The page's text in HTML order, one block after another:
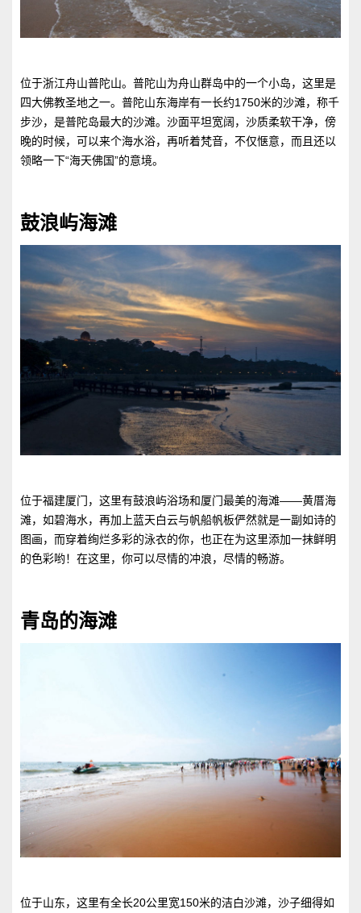
位于浙江舟山普陀山。普陀山为舟山群岛中的一个小岛，这里是
四大佛教圣地之一。普陀山东海岸有一长约1750米的沙滩，称千
步沙，是普陀岛最大的沙滩。沙面平坦宽阔，沙质柔软干净，傍
晚的时候，可以来个海水浴，再听着梵音，不仅惬意，而且还以
领略一下“海天佛国”的意境。
鼓浪屿海滩
位于福建厦门，这里有鼓浪屿浴场和厦门最美的海滩——黄厝海
滩，如碧海水，再加上蓝天白云与帆船帆板俨然就是一副如诗的
图画，而穿着绚烂多彩的泳衣的你，也正在为这里添加一抹鲜明
的色彩哟！在这里，你可以尽情的冲浪，尽情的畅游。
青岛的海滩
位于山东，这里有全长20公里宽150米的洁白沙滩，沙子细得如